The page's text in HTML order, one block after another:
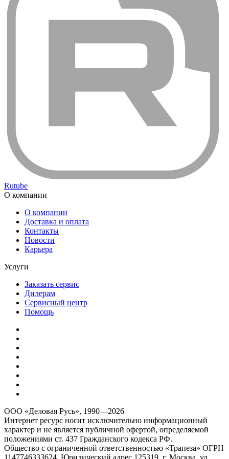
Rutube
О компании
О компании
Доставка и оплата
Контакты
Новости
Карьера
Услуги
Заказать сервис
Дилерам
Сервисный центр
Помощь
ООО «Деловая Русь», 1990—2026
Интернет ресурс носит исключительно информационный
характер и не является публичной офертой, определяемой
положениями ст. 437 Гражданского кодекса РФ.
Общество с ограниченной ответственностью «Трапеза» ОГРН
1147746333624, Юридический адрес 125319, г. Москва, ул.